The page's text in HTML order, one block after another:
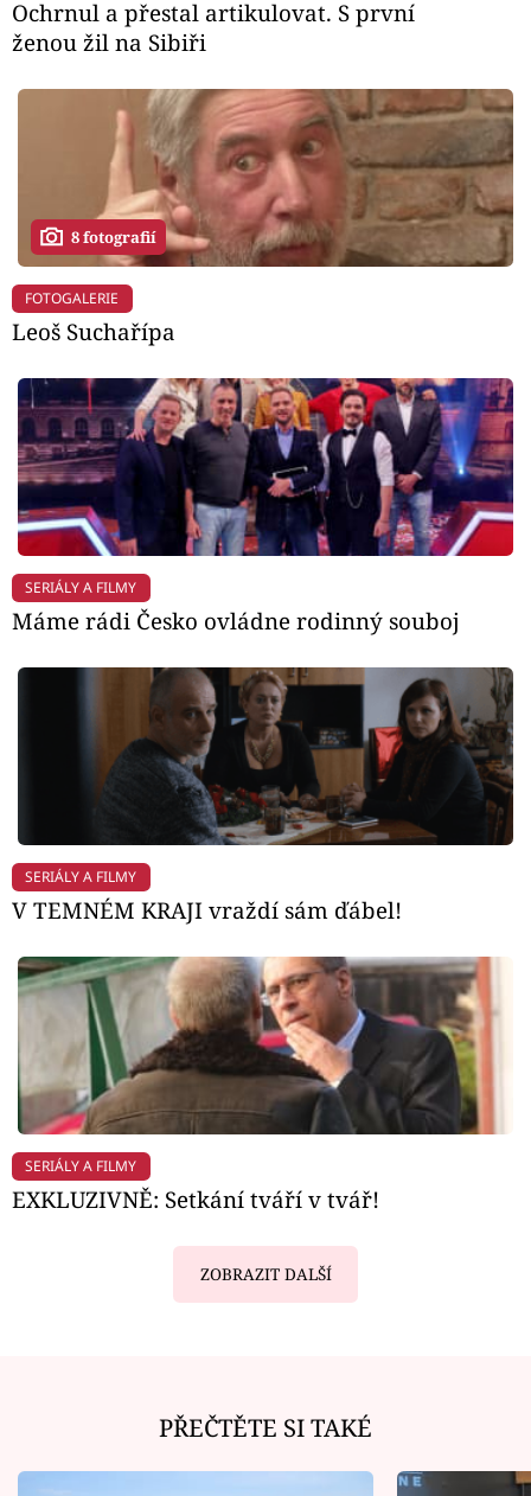
Ochrnul a přestal artikulovat. S první
ženou žil na Sibiři
8 fotografií
FOTOGALERIE
Leoš Suchařípa
SERIÁLY A FILMY
Máme rádi Česko ovládne rodinný souboj
SERIÁLY A FILMY
V TEMNÉM KRAJI vraždí sám ďábel!
SERIÁLY A FILMY
EXKLUZIVNĚ: Setkání tváří v tvář!
ZOBRAZIT DALŠÍ
PŘEČTĚTE SI TAKÉ